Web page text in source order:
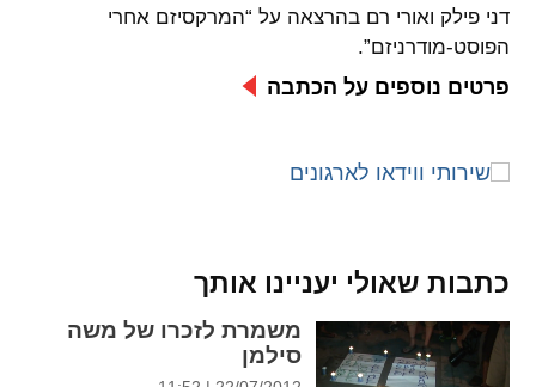
קישורים
כל
משוב
דני פילק ואורי רם בהרצאה על “המרקסיזם אחרי
הפוסט-מודרניזם”.
פרטים נוספים על הכתבה
כתבות שאולי יעניינו אותך
משמרת לזכרו של משה
סילמן